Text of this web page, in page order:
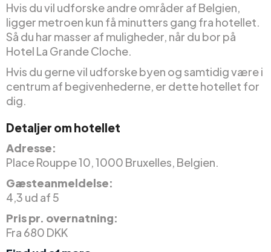
Hvis du vil udforske andre områder af Belgien,
ligger metroen kun få minutters gang fra hotellet.
Så du har masser af muligheder, når du bor på
Hotel La Grande Cloche.
Hvis du gerne vil udforske byen og samtidig være i
centrum af begivenhederne, er dette hotellet for
dig.
Detaljer om hotellet
Adresse:
Place Rouppe 10, 1000 Bruxelles, Belgien.
Gæsteanmeldelse:
4,3 ud af 5
Pris pr. overnatning:
Fra 680 DKK